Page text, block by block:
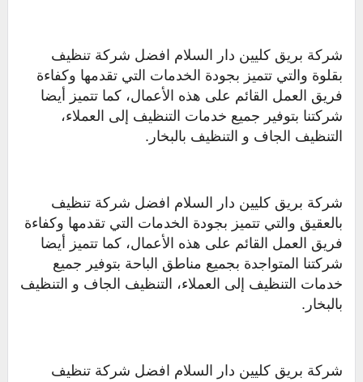
شركة بريق كليين دار السلام افضل شركة تنظيف
بقلوة والتي تتميز بجودة الخدمات التي تقدمها وكفاءة
فريق العمل القائم على هذه الأعمال، كما تتميز أيضا
شركتنا بتوفير جميع خدمات التنظيف إلى العملاء،
التنظيف الجاف و التنظيف بالبخار.
شركة بريق كليين دار السلام افضل شركة تنظيف
بالعقيق والتي تتميز بجودة الخدمات التي تقدمها وكفاءة
فريق العمل القائم على هذه الأعمال، كما تتميز أيضا
شركتنا المتواجدة بجميع مناطق الباحة بتوفير جميع
خدمات التنظيف إلى العملاء، التنظيف الجاف و التنظيف
بالبخار.
شركة بريق كليين دار السلام افضل شركة تنظيف